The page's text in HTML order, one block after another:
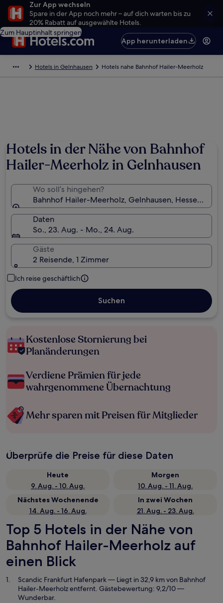
Zur App wechseln
Spare in der App noch mehr – auf dich warten bis zu
20% Rabatt auf ausgewählte Hotels.
Zum Hauptinhalt springen
App herunterladen
Hotels in Gelnhausen Hotels nahe Bahnhof Hailer-Meerholz
Hotels in der Nähe von Bahnhof
Hailer-Meerholz in Gelnhausen
Wo soll’s hingehen?
Bahnhof Hailer-Meerholz, Gelnhausen, Hessen,
Daten
So., 23. Aug. - Mo., 24. Aug.
Gäste
2 Reisende, 1 Zimmer
Ich reise geschäftlich
Suchen
Kostenlose Stornierung bei
Planänderungen
Verdiene Prämien für jede
wahrgenommene Übernachtung
Mehr sparen mit Preisen für Mitglieder
Überprüfe die Preise für diese Daten
Heute
9. Aug. - 10. Aug.
Morgen
10. Aug. - 11. Aug.
Nächstes Wochenende
14. Aug. - 16. Aug.
In zwei Wochen
21. Aug. - 23. Aug.
Top 5 Hotels in der Nähe von
Bahnhof Hailer-Meerholz auf
einen Blick
Scandic Frankfurt Hafenpark— Liegt in 32,9 km von Bahnhof
Hailer-Meerholz entfernt. Gästebewertung: 9,2/10 —
Wunderbar.